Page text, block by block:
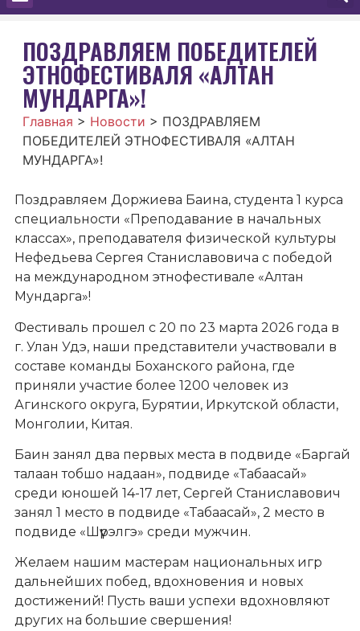
ПОЗДРАВЛЯЕМ ПОБЕДИТЕЛЕЙ
ЭТНОФЕСТИВАЛЯ «АЛТАН
МУНДАРГА»!
Главная > Новости > ПОЗДРАВЛЯЕМ
ПОБЕДИТЕЛЕЙ ЭТНОФЕСТИВАЛЯ «АЛТАН
МУНДАРГА»!
Поздравляем Доржиева Баина, студента 1 курса
специальности «Преподавание в начальных
классах», преподавателя физической культуры
Нефедьева Сергея Станиславовича с победой
на международном этнофестивале «Алтан
Мундарга»!
Фестиваль прошел с 20 по 23 марта 2026 года в
г. Улан Удэ, наши представители участвовали в
составе команды Боханского района, где
приняли участие более 1200 человек из
Агинского округа, Бурятии, Иркутской области,
Монголии, Китая.
Баин занял два первых места в подвиде «Баргай
талаан тобшо надаан», подвиде «Табаасай»
среди юношей 14-17 лет, Сергей Станиславович
занял 1 место в подвиде «Табаасай», 2 место в
подвиде «Шүүрэлгэ» среди мужчин.
Желаем нашим мастерам национальных игр
дальнейших побед, вдохновения и новых
достижений! Пусть ваши успехи вдохновляют
других на большие свершения!